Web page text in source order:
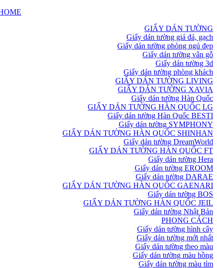
GIẤY DÁN TƯỜNG
Giấy dán tường giả đá, gạch
Giấy dán tường phòng ngủ đẹp
Giấy dán tường vân gỗ
Giấy dán tường 3d
Giấy dán tường phòng khách
GIẤY DÁN TƯỜNG LIVING
GIẤY DÁN TƯỜNG XAVIA
Giấy dán tường Hàn Quốc
GIẤY DÁN TƯỜNG HÀN QUỐC LG
Giấy dán tường Hàn Quốc BESTI
Giấy dán tường SYMPHONY
GIẤY DÁN TƯỜNG HÀN QUỐC SHINHAN
Giấy dán tường DreamWorld
GIẤY DÁN TƯỜNG HÀN QUỐC FT
Giấy dán tường Hera
Giấy dán tường EROOM
Giấy dán tường DARAE
GIẤY DÁN TƯỜNG HÀN QUỐC GAENARI
Giấy dán tường BOS
GIẤY DÁN TƯỜNG HÀN QUỐC JEIL
Giấy dán tường Nhật Bản
PHONG CÁCH
Giấy dán tường hình cây
Giấy dán tường mới nhất
Giấy dán tường theo màu
Giấy dán tường màu hồng
Giấy dán tường màu tím